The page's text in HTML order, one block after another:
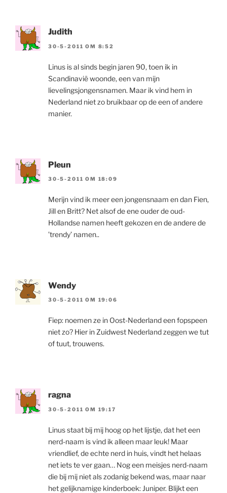
Judith
30-5-2011 OM 8:52
Linus is al sinds begin jaren 90, toen ik in
Scandinavië woonde, een van mijn
lievelingsjongensnamen. Maar ik vind hem in
Nederland niet zo bruikbaar op de een of andere
manier.
Pleun
30-5-2011 OM 18:09
Merijn vind ik meer een jongensnaam en dan Fien,
Jill en Britt? Net alsof de ene ouder de oud-
Hollandse namen heeft gekozen en de andere de
’trendy’ namen..
Wendy
30-5-2011 OM 19:06
Fiep: noemen ze in Oost-Nederland een fopspeen
niet zo? Hier in Zuidwest Nederland zeggen we tut
of tuut, trouwens.
ragna
30-5-2011 OM 19:17
Linus staat bij mij hoog op het lijstje, dat het een
nerd-naam is vind ik alleen maar leuk! Maar
vriendlief, de echte nerd in huis, vindt het helaas
net iets te ver gaan… Nog een meisjes nerd-naam
die bij mij niet als zodanig bekend was, maar naar
het gelijknamige kinderboek: Juniper. Blijkt een